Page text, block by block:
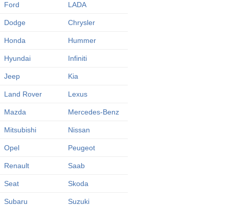
Ford LADA
Dodge Chrysler
Honda Hummer
Hyundai Infiniti
Jeep Kia
Land Rover Lexus
Mazda Mercedes-Benz
Mitsubishi Nissan
Opel Peugeot
Renault Saab
Seat Skoda
Subaru Suzuki